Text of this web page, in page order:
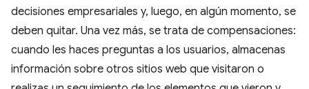
decisiones empresariales y, luego, en algún momento, se
deben quitar. Una vez más, se trata de compensaciones:
cuando les haces preguntas a los usuarios, almacenas
información sobre otros sitios web que visitaron o